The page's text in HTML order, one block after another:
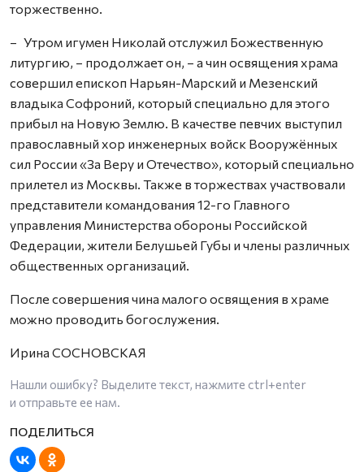
торжественно.
– Утром игумен Николай отслужил Божественную
литургию, – продолжает он, – а чин освящения храма
совершил епископ Нарьян-Марский и Мезенский
владыка Софроний, который специально для этого
прибыл на Новую Землю. В качестве певчих выступил
православный хор инженерных войск Вооружённых
сил России «За Веру и Отечество», который специально
прилетел из Москвы. Также в торжествах участвовали
представители командования 12-го Главного
управления Министерства обороны Российской
Федерации, жители Белушьей Губы и члены различных
общественных организаций.
После совершения чина малого освящения в храме
можно проводить богослужения.
Ирина СОСНОВСКАЯ
Нашли ошибку? Выделите текст, нажмите ctrl+enter
и отправьте ее нам.